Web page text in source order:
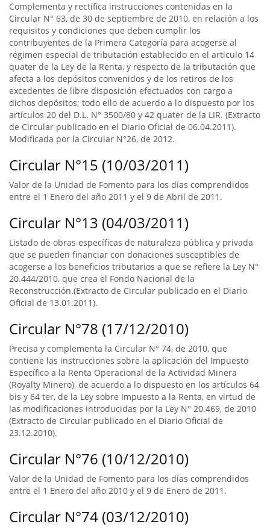
Complementa y rectifica instrucciones contenidas en la
Circular N° 63, de 30 de septiembre de 2010, en relación a los
requisitos y condiciones que deben cumplir los
contribuyentes de la Primera Categoría para acogerse al
régimen especial de tributación establecido en el articulo 14
quater de la Ley de la Renta, y respecto de la tributación que
afecta a los depósitos convenidos y de los retiros de los
excedentes de libre disposición efectuados con cargo a
dichos depósitos; todo ello de acuerdo a lo dispuesto por los
artículos 20 del D.L. N° 3500/80 y 42 quater de la LIR. (Extracto
de Circular publicado en el Diario Oficial de 06.04.2011).
Modificada por la Circular N°26, de 2012.
Circular N°15 (10/03/2011)
Valor de la Unidad de Fomento para los días comprendidos
entre el 1 Enero del año 2011 y el 9 de Abril de 2011.
Circular N°13 (04/03/2011)
Listado de obras específicas de naturaleza pública y privada
que se pueden financiar con donaciones susceptibles de
acogerse a los beneficios tributarios a que se refiere la Ley N°
20.444/2010, que crea el Fondo Nacional de la
Reconstrucción.(Extracto de Circular publicado en el Diario
Oficial de 13.01.2011).
Circular N°78 (17/12/2010)
Precisa y complementa la Circular N° 74, de 2010, que
contiene las instrucciones sobre la aplicación del Impuesto
Específico a la Renta Operacional de la Actividad Minera
(Royalty Minero), de acuerdo a lo dispuesto en los artículos 64
bis y 64 ter, de la Ley sobre Impuesto a la Renta, en virtud de
las modificaciones introducidas por la Ley N° 20.469, de 2010
(Extracto de Circular publicado en el Diario Oficial de
23.12.2010).
Circular N°76 (10/12/2010)
Valor de la Unidad de Fomento para los días comprendidos
entre el 1 Enero del año 2010 y el 9 de Enero de 2011.
Circular N°74 (03/12/2010)